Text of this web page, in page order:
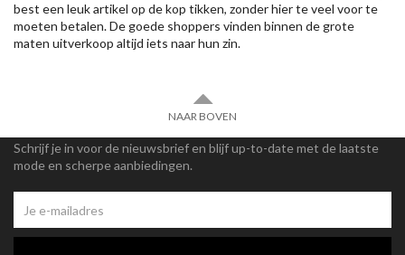
best een leuk artikel op de kop tikken, zonder hier te veel voor te
moeten betalen. De goede shoppers vinden binnen de grote
maten uitverkoop altijd iets naar hun zin.
NAAR BOVEN
Schrijf je in voor de nieuwsbrief en blijf up-to-date met de laatste
mode en scherpe aanbiedingen.